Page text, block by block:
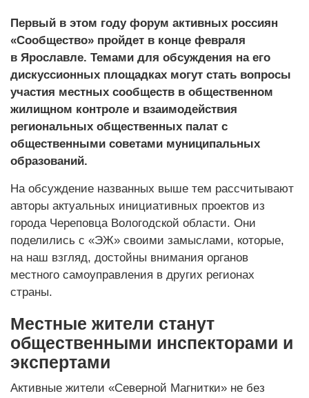
Первый в этом году форум активных россиян
«Сообщество» пройдет в конце февраля
в Ярославле. Темами для обсуждения на его
дискуссионных площадках могут стать вопросы
участия местных сообществ в общественном
жилищном контроле и взаимодействия
региональных общественных палат с
общественными советами муниципальных
образований.
На обсуждение названных выше тем рассчитывают
авторы актуальных инициативных проектов из
города Череповца Вологодской области. Они
поделились с «ЭЖ» своими замыслами, которые,
на наш взгляд, достойны внимания органов
местного самоуправления в других регионах
страны.
Местные жители станут
общественными инспекторами и
экспертами
Активные жители «Северной Магнитки» не без